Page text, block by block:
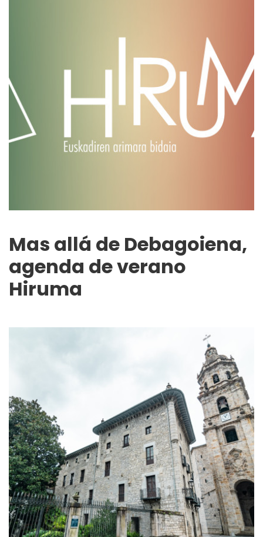
Mas allá de Debagoiena,
agenda de verano
Hiruma